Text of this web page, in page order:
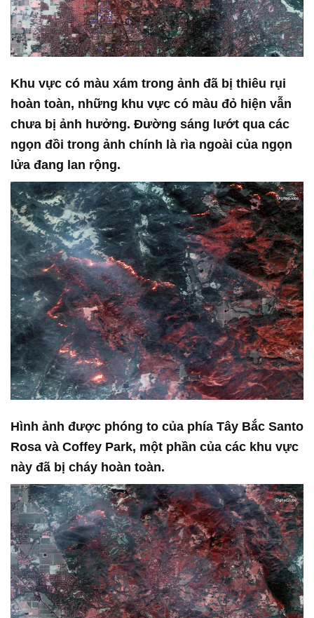
Khu vực có màu xám trong ảnh đã bị thiêu rụi
hoàn toàn, những khu vực có màu đỏ hiện vẫn
chưa bị ảnh hưởng. Đường sáng lướt qua các
ngọn đồi trong ảnh chính là rìa ngoài của ngọn
lửa đang lan rộng.
Hình ảnh được phóng to của phía Tây Bắc Santo
Rosa và Coffey Park, một phần của các khu vực
này đã bị cháy hoàn toàn.